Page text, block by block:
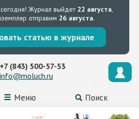
Журнал выйдет 22 августа,
отправим 26 августа.
статью в журнале
Меню Поиск
+7 (843) 500-57-53
info@moluch.ru